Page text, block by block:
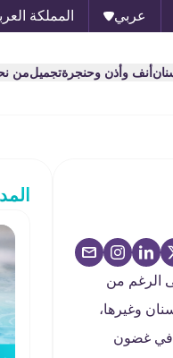
عربي المملكة
أنف وأذن وحنجرةتجميلمن
الرغم من
وغيرها،
في غضون